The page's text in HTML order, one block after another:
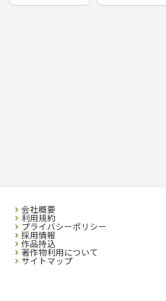
会社概要
利用規約
プライバシーポリシー
採用情報
作品持込
著作物利用について
サイトマップ